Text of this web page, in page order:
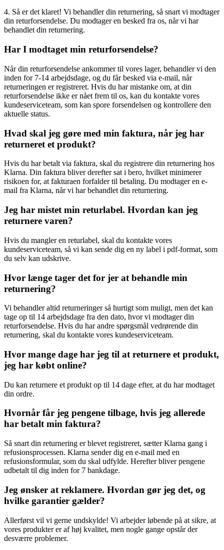
4. Så er det klaret! Vi behandler din returnering, så snart vi modtager
din returforsendelse. Du modtager en besked fra os, når vi har
behandlet din returnering.
Har I modtaget min returforsendelse?
Når din returforsendelse ankommer til vores lager, behandler vi den
inden for 7-14 arbejdsdage, og du får besked via e-mail, når
returneringen er registreret. Hvis du har mistanke om, at din
returforsendelse ikke er nået frem til os, kan du kontakte vores
kundeserviceteam, som kan spore forsendelsen og kontrollere den
aktuelle status.
Hvad skal jeg gøre med min faktura, når jeg har
returneret et produkt?
Hvis du har betalt via faktura, skal du registrere din returnering hos
Klarna. Din faktura bliver derefter sat i bero, hvilket minimerer
risikoen for, at fakturaen forfalder til betaling. Du modtager en e-
mail fra Klarna, når vi har behandlet din returnering.
Jeg har mistet min returlabel. Hvordan kan jeg
returnere varen?
Hvis du mangler en returlabel, skal du kontakte vores
kundeserviceteam, så vi kan sende dig en ny label i pdf-format, som
du selv kan udskrive.
Hvor længe tager det for jer at behandle min
returnering?
Vi behandler altid returneringer så hurtigt som muligt, men det kan
tage op til 14 arbejdsdage fra den dato, hvor vi modtager din
returforsendelse. Hvis du har andre spørgsmål vedrørende din
returnering, skal du kontakte vores kundeserviceteam.
Hvor mange dage har jeg til at returnere et produkt,
jeg har købt online?
Du kan returnere et produkt op til 14 dage efter, at du har modtaget
din ordre.
Hvornår får jeg pengene tilbage, hvis jeg allerede
har betalt min faktura?
Så snart din returnering er blevet registreret, sætter Klarna gang i
refusionsprocessen. Klarna sender dig en e-mail med en
refusionsformular, som du skal udfylde. Herefter bliver pengene
udbetalt til dig inden for 7 bankdage.
Jeg ønsker at reklamere. Hvordan gør jeg det, og
hvilke garantier gælder?
Allerførst vil vi gerne undskylde! Vi arbejder løbende på at sikre, at
vores produkter er af høj kvalitet, men nogle gange opstår der
desværre problemer.